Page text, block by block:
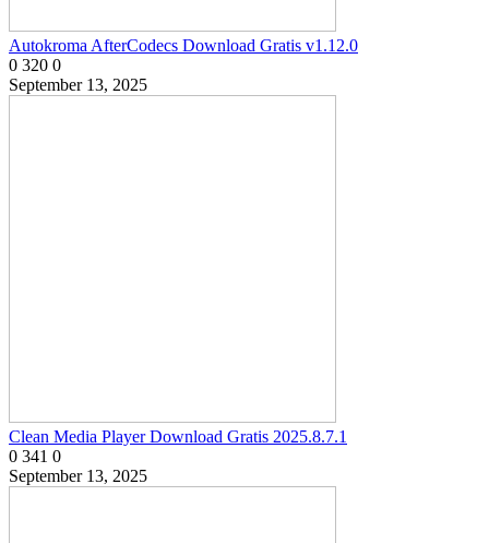
Autokroma AfterCodecs Download Gratis v1.12.0
0 320 0
September 13, 2025
Clean Media Player Download Gratis 2025.8.7.1
0 341 0
September 13, 2025